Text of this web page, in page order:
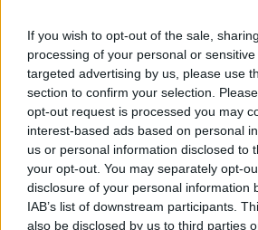
If you wish to opt-out of the sale,
processing of your personal or
targeted advertising by us, please use
section to confirm your selection.
opt-out request is processed you may
interest-based ads based on personal
us or personal information disclosed to
your opt-out. You may separately opt-
disclosure of your personal information
IAB’s list of downstream participants.
also be disclosed by us to third parties
Il Santuario di Monte Berico e
salvò i vicentini dalla peste
24 Gennaio 2023
STAY CONNECTED
0 0